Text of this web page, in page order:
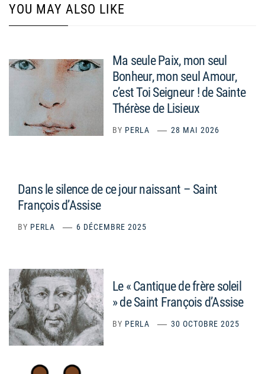
YOU MAY ALSO LIKE
Ma seule Paix, mon seul
Bonheur, mon seul Amour,
c’est Toi Seigneur ! de Sainte
Thérèse de Lisieux
BY PERLA 28 MAI 2026
Dans le silence de ce jour naissant – Saint
François d’Assise
BY PERLA 6 DÉCEMBRE 2025
Le « Cantique de frère soleil
» de Saint François d’Assise
BY PERLA 30 OCTOBRE 2025